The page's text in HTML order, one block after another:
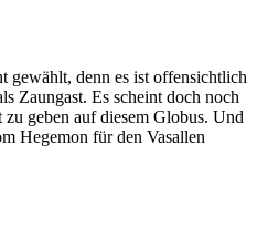
gewählt, denn es ist offensichtlich
Zaungast. Es scheint doch noch
geben auf diesem Globus. Und
Hegemon für den Vasallen